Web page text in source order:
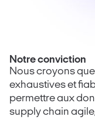
Notre conviction
Nous croyons
exhaustives et
permettre aux
supply chain